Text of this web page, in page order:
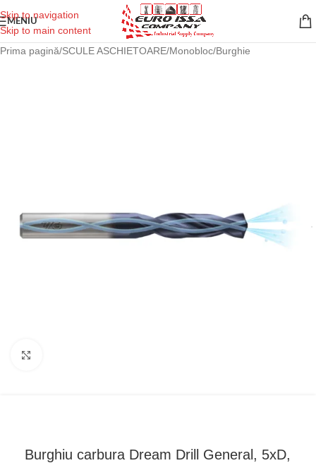
Skip to navigation
Skip to main content
MENIU
Prima pagină/SCULE ASCHIETOARE/Monobloc/Burghie
Burghiu carbura Dream Drill General, 5xD,